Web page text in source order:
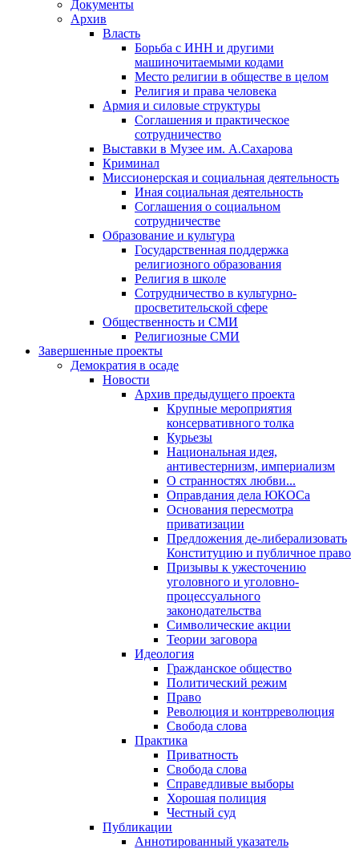
Документы
Архив
Власть
Борьба с ИНН и другими
машиночитаемыми кодами
Место религии в обществе в целом
Религия и права человека
Армия и силовые структуры
Соглашения и практическое
сотрудничество
Выставки в Музее им. А.Сахарова
Криминал
Миссионерская и социальная деятельность
Иная социальная деятельность
Соглашения о социальном
сотрудничестве
Образование и культура
Государственная поддержка
религиозного образования
Религия в школе
Сотрудничество в культурно-
просветительской сфере
Общественность и СМИ
Религиозные СМИ
Завершенные проекты
Демократия в осаде
Новости
Архив предыдущего проекта
Крупные мероприятия
консервативного толка
Курьезы
Национальная идея,
антивестернизм, империализм
О странностях любви...
Оправдания дела ЮКОСа
Основания пересмотра
приватизации
Предложения де-либерализовать
Конституцию и публичное право
Призывы к ужесточению
уголовного и уголовно-
процессуального
законодательства
Символические акции
Теории заговора
Идеология
Гражданское общество
Политический режим
Право
Революция и контрреволюция
Свобода слова
Практика
Приватность
Свобода слова
Справедливые выборы
Хорошая полиция
Честный суд
Публикации
Аннотированный указатель